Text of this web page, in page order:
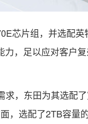
芯片组，并选配
，足以应对客户
求，东田为其选
，选配了2TB容